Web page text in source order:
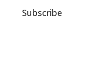
Subscribe